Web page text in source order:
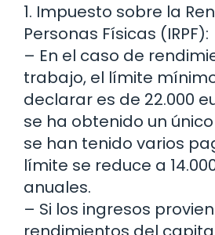
1. Impuesto sobre la
Personas Físicas (IRPF):
– En el caso de
trabajo, el límite
declarar es de 22.000
se ha obtenido un
se han tenido varios
límite se reduce a
anuales.
– Si los ingresos